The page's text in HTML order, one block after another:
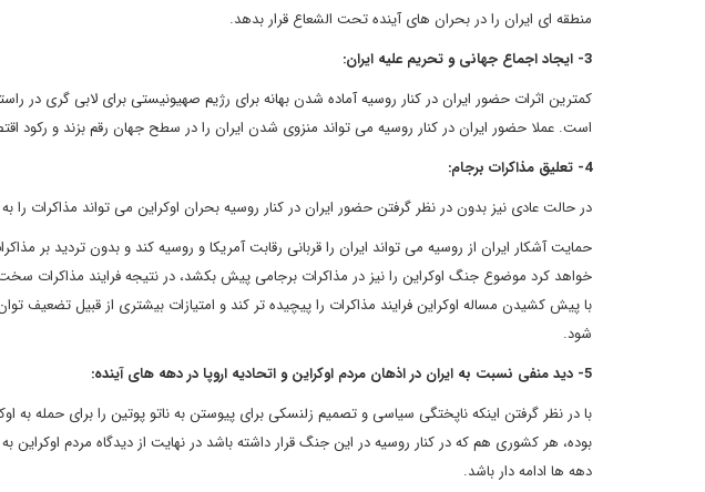
منطقه ای ایران را در بحران های آینده تحت الشعاع قرار بدهد.
3- ایجاد اجماع جهانی و تحریم علیه ایران:
کمترین اثرات حضور ایران در کنار روسیه آماده شدن بهانه برای رژیم صهیونیستی برای لابی گری در
است. عملا حضور ایران در کنار روسیه می تواند منزوی شدن ایران را در سطح جهان رقم بزند و رکود
4- تعلیق مذاکرات برجام:
در حالت عادی نیز بدون در نظر گرفتن حضور ایران در کنار روسیه بحران اوکراین می تواند مذاکرات
حمایت آشکار ایران از روسیه می تواند ایران را قربانی رقابت آمریکا و روسیه کند و بدون تردید بر
خواهد کرد موضوع جنگ اوکراین را نیز در مذاکرات برجامی پیش بکشد، در نتیجه فرایند مذاکرات
با پیش کشیدن مساله اوکراین فرایند مذاکرات را پیچیده تر کند و امتیازات بیشتری از قبیل تضعیف
شود.
5- دید منفی نسبت به ایران در اذهان مردم اوکراین و اتحادیه اروپا در دهه های آینده:
با در نظر گرفتن اینکه ناپختگی سیاسی و تصمیم زلنسکی برای پیوستن به ناتو پوتین را برای حمله به
بوده، هر کشوری هم که در کنار روسیه در این جنگ قرار داشته باشد در نهایت از دیدگاه مردم
دهه ها ادامه دار باشد.